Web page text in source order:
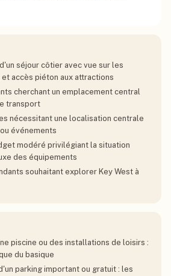
séjour côtier avec vue sur les
accès piéton aux attractions
cherchant un emplacement central
transport
nécessitant une localisation centrale
événements
modéré privilégiant la situation
des équipements
souhaitant explorer Key West à
piscine ou des installations de loisirs :
du basique
parking important ou gratuit : les